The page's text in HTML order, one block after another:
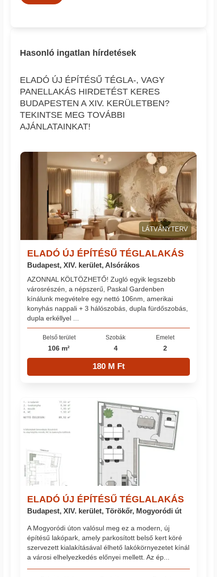
Hasonló ingatlan hírdetések
ELADÓ ÚJ ÉPÍTÉSŰ TÉGLA-, VAGY
PANELLAKÁS HIRDETÉST KERES
BUDAPESTEN A XIV. KERÜLETBEN?
TEKINTSE MEG TOVÁBBI
AJÁNLATAINKAT!
LÁTVÁNYTERV
ELADÓ ÚJ ÉPÍTÉSŰ TÉGLALAKÁS
Budapest, XIV. kerület, Alsórákos
AZONNAL KÖLTÖZHETŐ! Zugló egyik legszebb
városrészén, a népszerű, Paskal Gardenben
kínálunk megvételre egy nettó 106nm, amerikai
konyhás nappali + 3 hálószobás, dupla fürdőszobás,
dupla erkéllyel ...
Belső terület
106 m²
Szobák
4
Emelet
2
180 M Ft
ELADÓ ÚJ ÉPÍTÉSŰ TÉGLALAKÁS
Budapest, XIV. kerület, Törökőr, Mogyoródi út
A Mogyoródi úton valósul meg ez a modern, új
építésű lakópark, amely parkosított belső kert köré
szervezett kialakításával élhető lakókörnyezetet kínál
a városi elhelyezkedés előnyei mellett. Az ép...